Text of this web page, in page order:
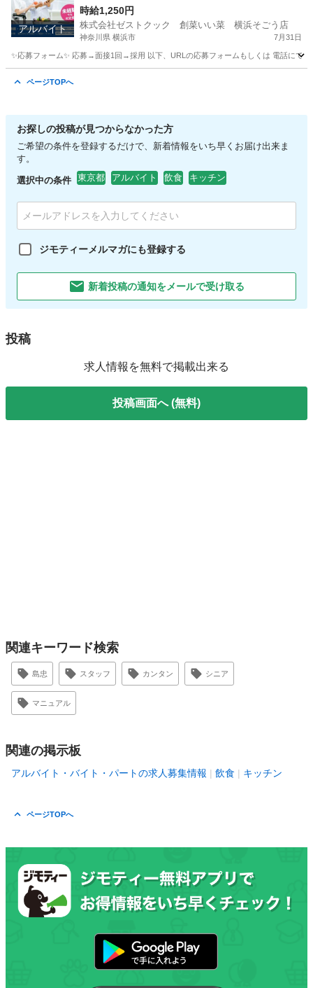
アルバイト
内ok
時給1,250円
株式会社ゼストクック 創菜いい菜 横浜そごう店
神奈川県 横浜市 7月31日
✨応募フォーム✨ 応募→面接1回→採用 以下、URLの応募フォームもしくは 電話にて
ページTOPへ
お探しの投稿が見つからなかった方
ご希望の条件を登録するだけで、新着情報をいち早くお届け出来ま
す。
選択中の条件 東京都 アルバイト 飲食 キッチン
ジモティーメルマガにも登録する
新着投稿の通知をメールで受け取る
投稿
求人情報を無料で掲載出来る
投稿画面へ (無料)
関連キーワード検索
島忠 スタッフ カンタン シニア
マニュアル
関連の掲示板
アルバイト・バイト・パートの求人募集情報 飲食 キッチン
ページTOPへ